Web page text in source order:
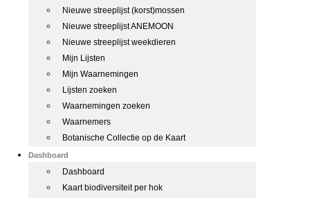
Nieuwe streeplijst (korst)mossen
Nieuwe streeplijst ANEMOON
Nieuwe streeplijst weekdieren
Mijn Lijsten
Mijn Waarnemingen
Lijsten zoeken
Waarnemingen zoeken
Waarnemers
Botanische Collectie op de Kaart
Dashboard
Dashboard
Kaart biodiversiteit per hok